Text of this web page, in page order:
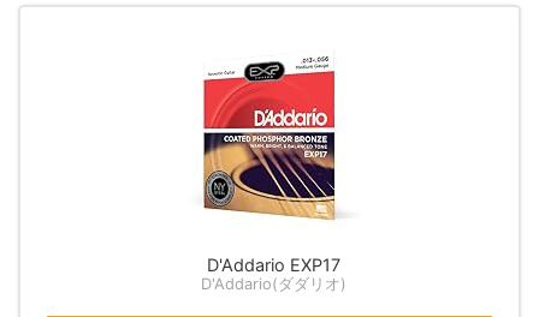
D'Addario EXP17
D'Addario(ダダリオ)